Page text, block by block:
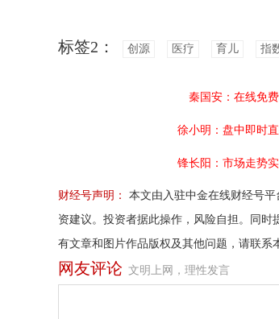
标签2： 创源 医疗 育儿 指
秦国安：在线免
徐小明：盘中即时
锋长阳：市场走势
财经号声明：
本文由入驻中金在线财经号
资建议。投资者据此操作，风险自担。同
有文章和图片作品版权及其他问题，请联系
网友评论 文明上网，理性发言